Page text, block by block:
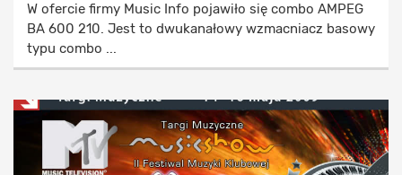
W ofercie firmy Music Info pojawiło się combo AMPEG
BA 600 210. Jest to dwukanałowy wzmacniacz basowy
typu combo ...